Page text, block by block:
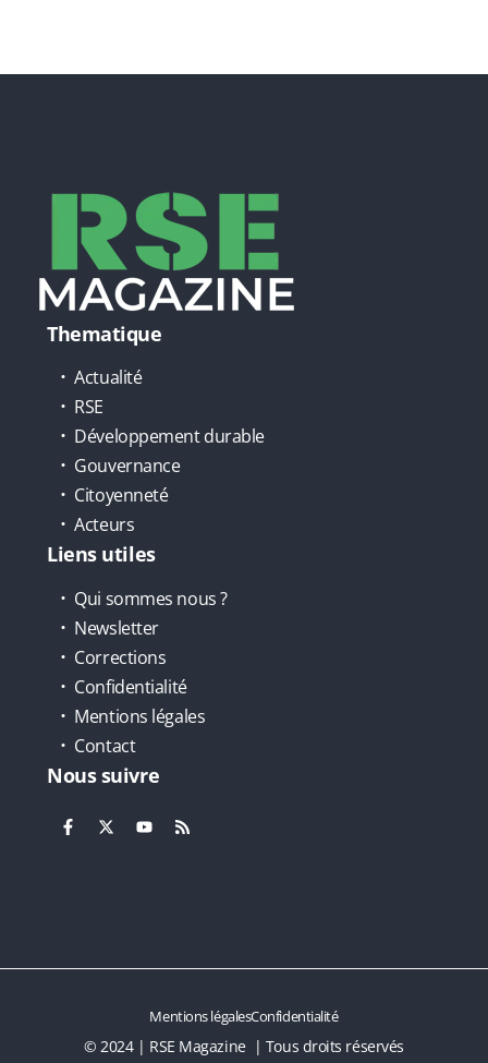
Thematique
Actualité
RSE
Développement durable
Gouvernance
Citoyenneté
Acteurs
Liens utiles
Qui sommes nous ?
Newsletter
Corrections
Confidentialité
Mentions légales
Contact
Nous suivre
© 2024 | RSE Magazine | Tous droits réservés
Mentions légalesConfidentialité